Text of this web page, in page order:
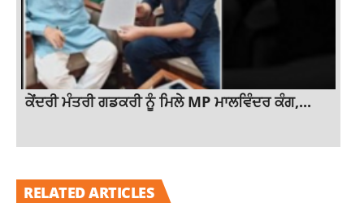
ਕੇਂਦਰੀ ਮੰਤਰੀ ਗਡਕਰੀ ਨੂੰ ਮਿਲੇ MP ਮਾਲਵਿੰਦਰ ਕੰਗ,...
RELATED ARTICLES